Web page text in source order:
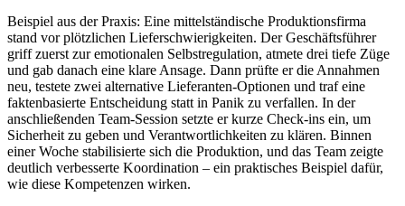
Beispiel aus der Praxis: Eine mittelständische Produktionsfirma
stand vor plötzlichen Lieferschwierigkeiten. Der Geschäftsführer
griff zuerst zur emotionalen Selbstregulation, atmete drei tiefe Züge
und gab danach eine klare Ansage. Dann prüfte er die Annahmen
neu, testete zwei alternative Lieferanten-Optionen und traf eine
faktenbasierte Entscheidung statt in Panik zu verfallen. In der
anschließenden Team-Session setzte er kurze Check-ins ein, um
Sicherheit zu geben und Verantwortlichkeiten zu klären. Binnen
einer Woche stabilisierte sich die Produktion, und das Team zeigte
deutlich verbesserte Koordination – ein praktisches Beispiel dafür,
wie diese Kompetenzen wirken.